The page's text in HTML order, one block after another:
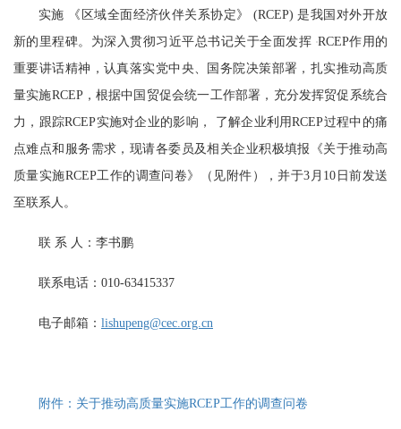
实施 《区域全面经济伙伴关系协定》 (RCEP) 是我国对外开放
新的里程碑。为深入贯彻习近平总书记关于全面发挥 RCEP作用的
重要讲话精神，认真落实党中央、国务院决策部署，扎实推动高质
量实施RCEP，根据中国贸促会统一工作部署，充分发挥贸促系统合
力，跟踪RCEP实施对企业的影响， 了解企业利用RCEP过程中的痛
点难点和服务需求，现请各委员及相关企业积极填报《关于推动高
质量实施RCEP工作的调查问卷》（见附件），并于3月10日前发送
至联系人。
联 系 人：李书鹏
联系电话：010-63415337
电子邮箱： lishupeng@cec.org.cn
附件：关于推动高质量实施RCEP工作的调查问卷